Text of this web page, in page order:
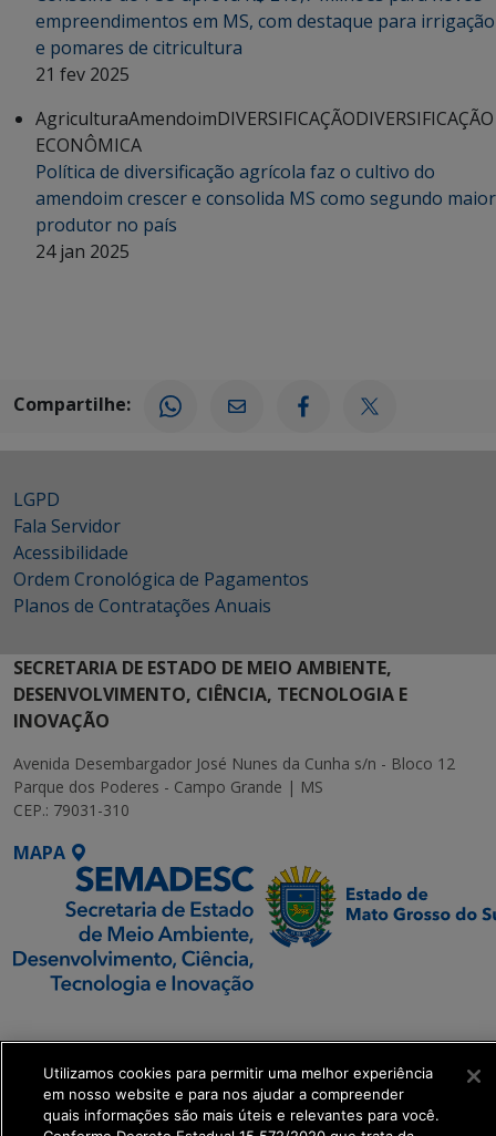
empreendimentos em MS, com destaque para irrigação
e pomares de citricultura
21 fev 2025
AgriculturaAmendoimDIVERSIFICAÇÃODIVERSIFICAÇÃO
ECONÔMICA
Política de diversificação agrícola faz o cultivo do
amendoim crescer e consolida MS como segundo maior
produtor no país
24 jan 2025
Compartilhe:
LGPD
Fala Servidor
Acessibilidade
Ordem Cronológica de Pagamentos
Planos de Contratações Anuais
SECRETARIA DE ESTADO DE MEIO AMBIENTE,
DESENVOLVIMENTO, CIÊNCIA, TECNOLOGIA E
INOVAÇÃO
Avenida Desembargador José Nunes da Cunha s/n - Bloco 12
Parque dos Poderes - Campo Grande | MS
CEP.: 79031-310
MAPA
Executiva de
Transformação Digital
Utilizamos cookies para permitir uma melhor experiência
em nosso website e para nos ajudar a compreender
quais informações são mais úteis e relevantes para você.